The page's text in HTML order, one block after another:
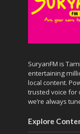
SuryanFM is
entertaining
local content.
trusted voice for
we’re always
Explore